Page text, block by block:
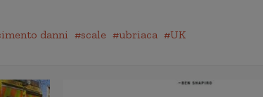
danni scale ubriaca UK